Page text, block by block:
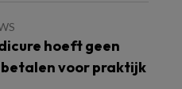
hoeft geen
voor praktijk